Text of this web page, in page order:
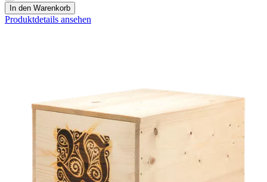
In den Warenkorb
Produktdetails ansehen